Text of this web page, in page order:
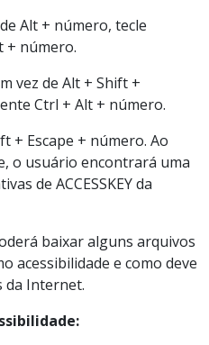
Alt + número, tecle
+ número.
vez de Alt + Shift +
Ctrl + Alt + número.
+ Escape + número. Ao
o usuário encontrará uma
de ACCESSKEY da
baixar alguns arquivos
acessibilidade e como deve
da Internet.